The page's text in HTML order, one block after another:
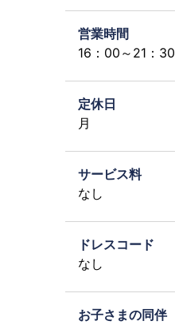
営業時間
16：00～21：30
定休日
月
サービス料
なし
ドレスコード
なし
お子さまの同伴